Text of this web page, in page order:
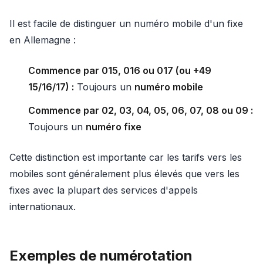
Il est facile de distinguer un numéro mobile d'un fixe
en Allemagne :
Commence par 015, 016 ou 017 (ou +49
15/16/17) : Toujours un numéro mobile
Commence par 02, 03, 04, 05, 06, 07, 08 ou 09 :
Toujours un numéro fixe
Cette distinction est importante car les tarifs vers les
mobiles sont généralement plus élevés que vers les
fixes avec la plupart des services d'appels
internationaux.
Exemples de numérotation